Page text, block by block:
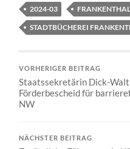
2024-03 FRANKENTHAL
STADTBÜCHEREI
VORHERIGER BEITRAG
Staatssekretärin Dick-
Förderbescheid für
NW
NÄCHSTER BEITRAG